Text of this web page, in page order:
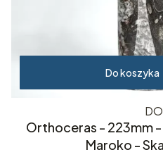
Do koszyka
Orthoceras - 223mm
Maroko -